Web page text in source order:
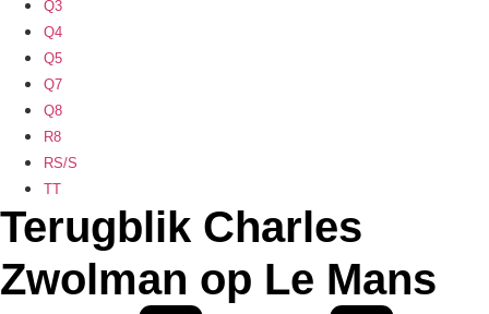
Q3
Q4
Q5
Q7
Q8
R8
RS/S
TT
Terugblik Charles
Zwolman op Le Mans